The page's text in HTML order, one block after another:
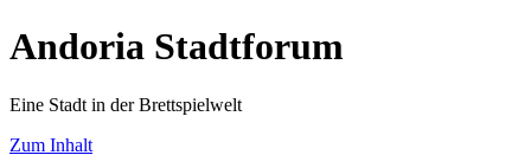
Andoria Stadtforum
Eine Stadt in der Brettspielwelt
Zum Inhalt